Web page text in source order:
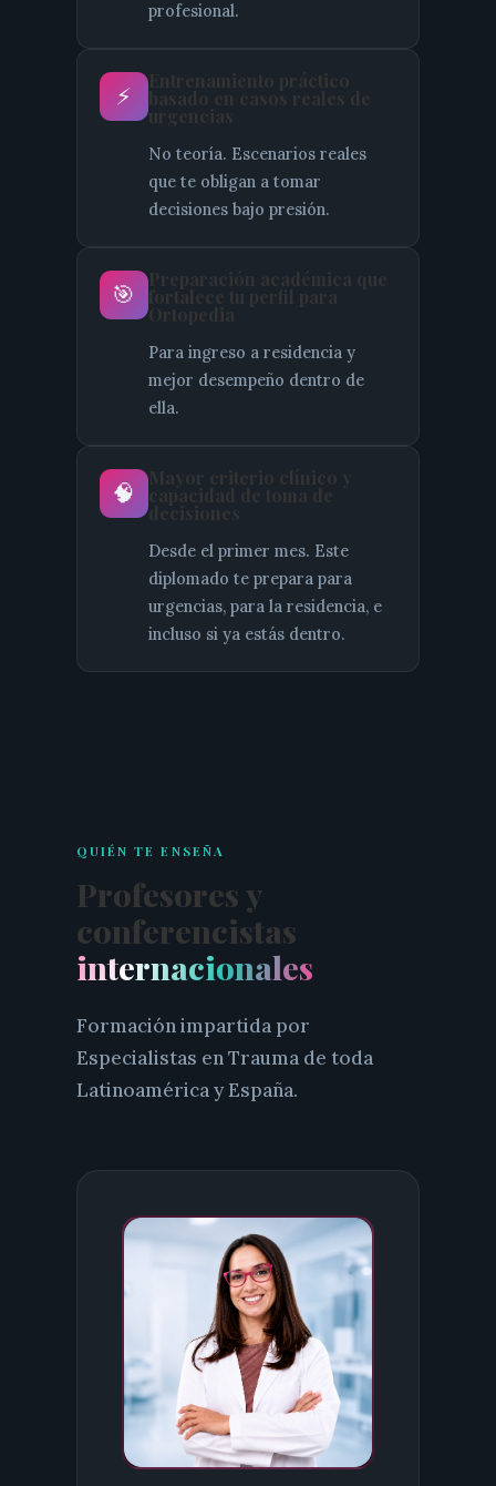
profesional.
⚡
Entrenamiento práctico
basado en casos reales de
urgencias
No teoría. Escenarios reales
que te obligan a tomar
decisiones bajo presión.
🎯
Preparación académica que
fortalece tu perfil para
Ortopedia
Para ingreso a residencia y
mejor desempeño dentro de
ella.
🧠
Mayor criterio clínico y
capacidad de toma de
decisiones
Desde el primer mes. Este
diplomado te prepara para
urgencias, para la residencia, e
incluso si ya estás dentro.
QUIÉN TE ENSEÑA
Profesores y
conferencistas
internacionales
Formación impartida por
Especialistas en Trauma de toda
Latinoamérica y España.